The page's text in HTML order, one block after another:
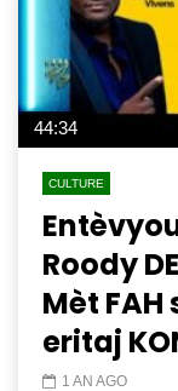
44:34
CULTURE
Roody
Mèt
eritaj
1 AN AGO